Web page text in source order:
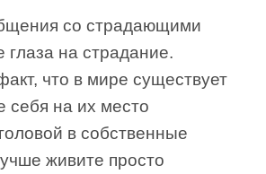
со страдающими
глаза на страдание.
что в мире существует
себя на их место
в собственные
живите просто